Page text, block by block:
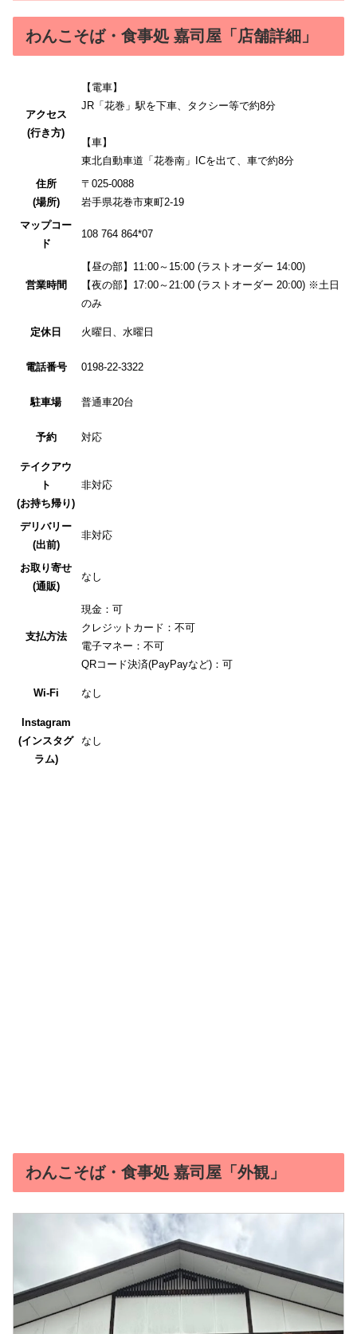
わんこそば・食事処 嘉司屋「店舗詳細」
アクセス
(行き方)
【電車】
JR「花巻」駅を下車、タクシー等で約8分
【車】
東北自動車道「花巻南」ICを出て、車で約8分
住所
(場所)
〒025-0088
岩手県花巻市東町2-19
マップコー
ド
108 764 864*07
営業時間
【昼の部】11:00～15:00 (ラストオーダー 14:00)
【夜の部】17:00～21:00 (ラストオーダー 20:00) ※土日
のみ
定休日 火曜日、水曜日
電話番号 0198-22-3322
駐車場 普通車20台
予約 対応
テイクアウ
ト
(お持ち帰り)
非対応
デリバリー
(出前)
非対応
お取り寄せ
(通販)
なし
支払方法
現金：可
クレジットカード：不可
電子マネー：不可
QRコード決済(PayPayなど)：可
Wi-Fi なし
Instagram
(インスタグ
ラム)
なし
わんこそば・食事処 嘉司屋「外観」